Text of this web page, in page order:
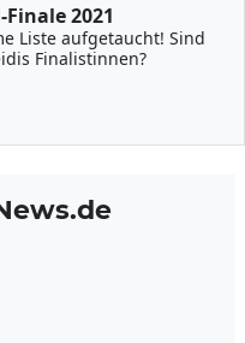
Finale 2021
Liste aufgetaucht! Sind
Finalistinnen?